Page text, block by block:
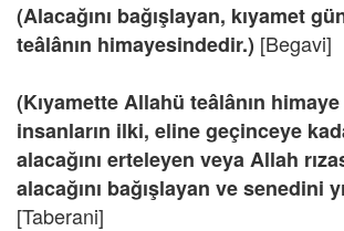
(Alacağını bağışlayan, kıyamet
teâlânın himayesindedir.) [Begavi]
(Kıyamette Allahü teâlânın
insanların ilki, eline geçinceye
alacağını erteleyen veya Allah
alacağını bağışlayan ve senedini
[Taberani]